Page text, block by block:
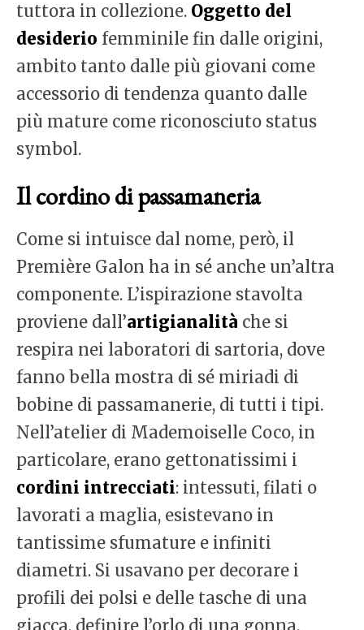
tuttora in collezione. Oggetto del
desiderio femminile fin dalle origini,
ambito tanto dalle più giovani come
accessorio di tendenza quanto dalle
più mature come riconosciuto status
symbol.
Il cordino di passamaneria
Come si intuisce dal nome, però, il
Première Galon ha in sé anche un’altra
componente. L’ispirazione stavolta
proviene dall’artigianalità che si
respira nei laboratori di sartoria, dove
fanno bella mostra di sé miriadi di
bobine di passamanerie, di tutti i tipi.
Nell’atelier di Mademoiselle Coco, in
particolare, erano gettonatissimi i
cordini intrecciati: intessuti, filati o
lavorati a maglia, esistevano in
tantissime sfumature e infiniti
diametri. Si usavano per decorare i
profili dei polsi e delle tasche di una
giacca, definire l’orlo di una gonna,